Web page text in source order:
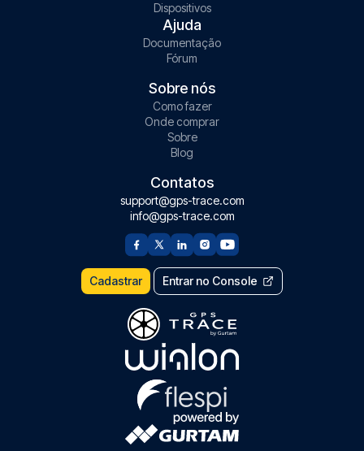
Dispositivos
Ajuda
Documentação
Fórum
Sobre nós
Como fazer
Onde comprar
Sobre
Blog
Contatos
support@gps-trace.com
info@gps-trace.com
Cadastrar Entrar no Console